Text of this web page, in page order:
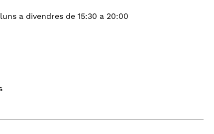
a divendres de 15:30 a 20:00